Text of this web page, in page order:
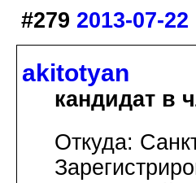
#279 2013-07-
akitotyan
кандидат в
Откуда: